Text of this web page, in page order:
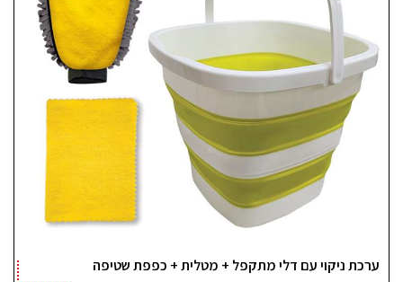
ערכת ניקוי עם דלי מתקפל + מטלית + כפפת שטיפה